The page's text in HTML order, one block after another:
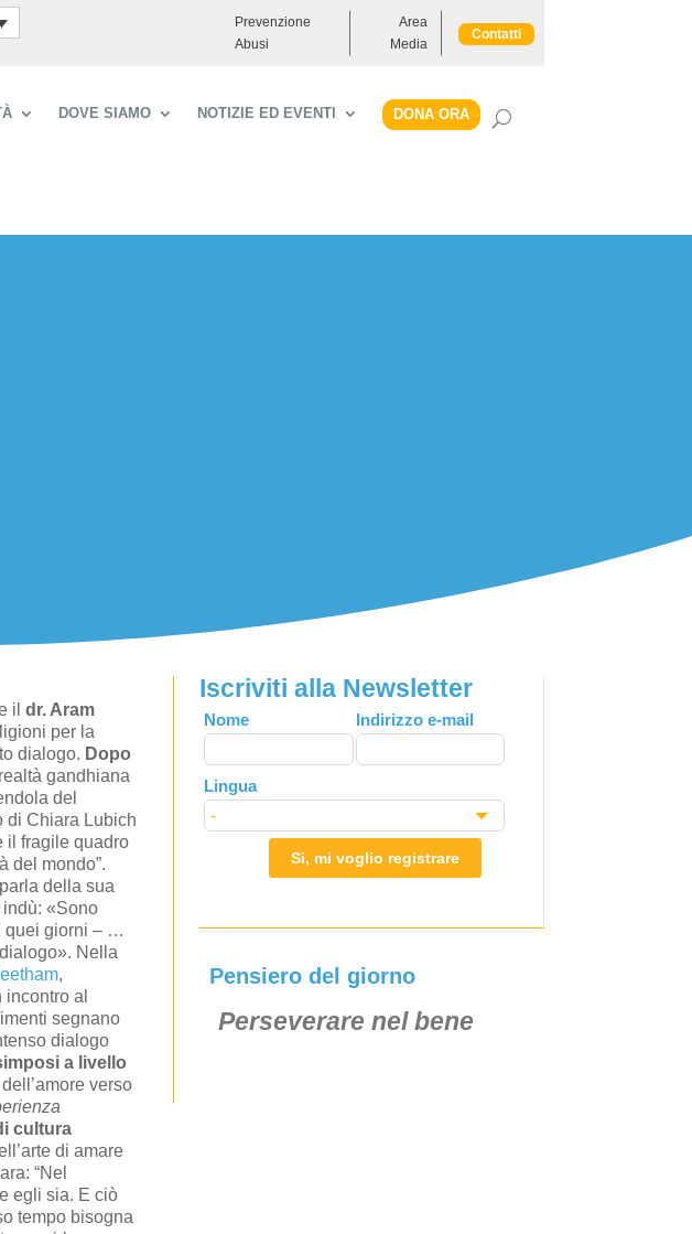
Prevenzione
Abusi
Area
Media
Contatti
DOVE SIAMO NOTIZIE ED EVENTI DONA ORA
il dr. Aram
per la
dialogo. Dopo
gandhiana
del
di Chiara Lubich
il fragile quadro
del mondo”.
della sua
«Sono
quei giorni – …
Nella
,
al
segnano
dialogo
a livello
verso
cultura
di amare
“Nel
egli sia. E ciò
tempo bisogna
Iscriviti alla Newsletter
Leave
this
field
blank
Nome Indirizzo e-mail
Lingua
Si, mi voglio registrare
Pensiero del giorno
Perseverare nel bene